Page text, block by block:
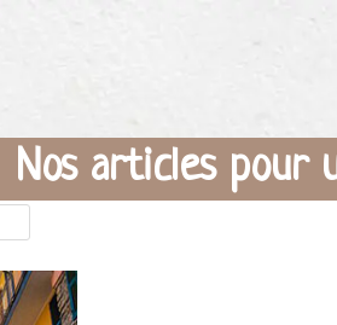
Nos articles pour